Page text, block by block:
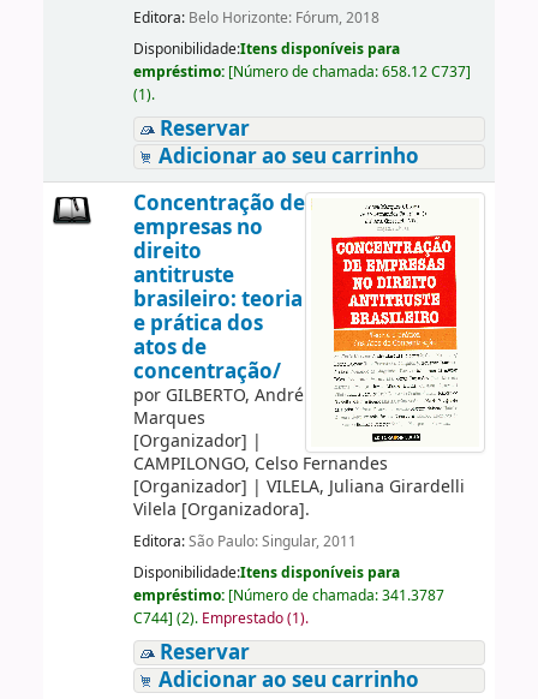
Editora: Belo Horizonte: Fórum, 2018
Disponibilidade:Itens disponíveis para
empréstimo: [Número de chamada:658.12 C737]
(1).
Reservar
Adicionar ao seu carrinho
Concentração de
empresas no
direito
antitruste
brasileiro: teoria
e prática dos
atos de
concentração/
por GILBERTO, André
Marques
[Organizador] |
CAMPILONGO, Celso Fernandes
[Organizador] | VILELA, Juliana Girardelli
Vilela [Organizadora].
Editora:São Paulo: Singular, 2011
Disponibilidade:Itens disponíveis para
empréstimo: [Número de chamada:341.3787
C744] (2). Emprestado (1).
Reservar
Adicionar ao seu carrinho